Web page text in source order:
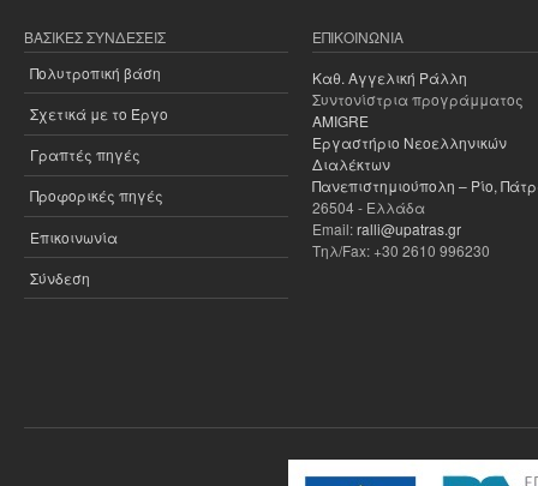
ΒΑΣΙΚΈΣ ΣΥΝΔΈΣΕΙΣ
Πολυτροπική βάση
Σχετικά με το Έργο
Γραπτές πηγές
Προφορικές πηγές
Επικοινωνία
Σύνδεση
ΕΠΙΚΟΙΝΩΝΊΑ
Καθ. Αγγελική Ράλλη
Συντονίστρια προγράμματος
AMIGRE
Εργαστήριο Νεοελληνικών
Διαλέκτων
Πανεπιστημιούπολη – Ρίο,
26504 - Ελλάδα
Email:ralli@upatras.gr
Τηλ/Fax: +30 2610 996230